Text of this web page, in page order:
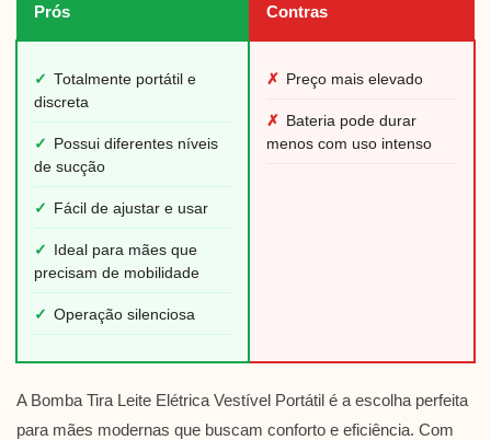
Prós Contras
✓ Totalmente portátil e
discreta
✓
Possui diferentes níveis
de sucção
✓ Fácil de ajustar e usar
✓
Ideal para mães que
precisam de mobilidade
✓ Operação silenciosa
✗ Preço mais elevado
✗ Bateria pode durar
menos com uso intenso
A Bomba Tira Leite Elétrica Vestível Portátil é a escolha perfeita
para mães modernas que buscam conforto e eficiência. Com